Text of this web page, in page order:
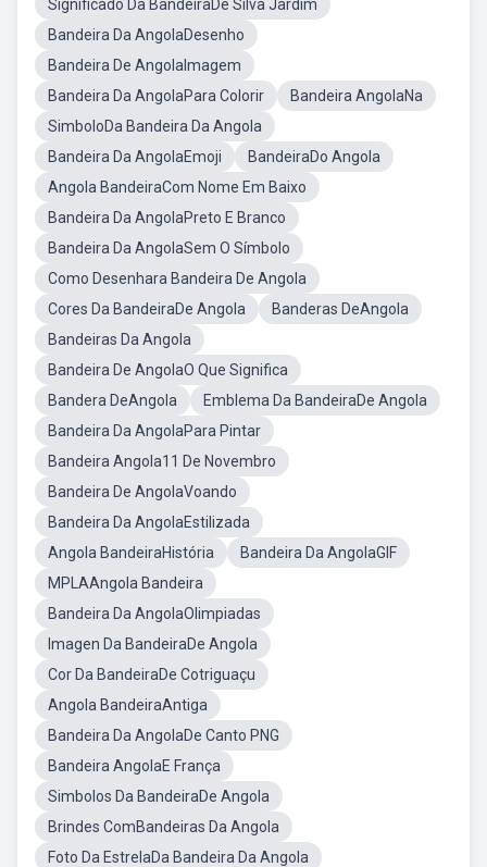
Significado Da BandeiraDe Silva Jardim
Bandeira Da AngolaDesenho
Bandeira De AngolaImagem
Bandeira Da AngolaPara Colorir
Bandeira AngolaNa
SimboloDa Bandeira Da Angola
Bandeira Da AngolaEmoji
BandeiraDo Angola
Angola BandeiraCom Nome Em Baixo
Bandeira Da AngolaPreto E Branco
Bandeira Da AngolaSem O Símbolo
Como Desenhara Bandeira De Angola
Cores Da BandeiraDe Angola
Banderas DeAngola
Bandeiras Da Angola
Bandeira De AngolaO Que Significa
Bandera DeAngola
Emblema Da BandeiraDe Angola
Bandeira Da AngolaPara Pintar
Bandeira Angola11 De Novembro
Bandeira De AngolaVoando
Bandeira Da AngolaEstilizada
Angola BandeiraHistória
Bandeira Da AngolaGIF
MPLAAngola Bandeira
Bandeira Da AngolaOlimpiadas
Imagen Da BandeiraDe Angola
Cor Da BandeiraDe Cotriguaçu
Angola BandeiraAntiga
Bandeira Da AngolaDe Canto PNG
Bandeira AngolaE França
Simbolos Da BandeiraDe Angola
Brindes ComBandeiras Da Angola
Foto Da EstrelaDa Bandeira Da Angola